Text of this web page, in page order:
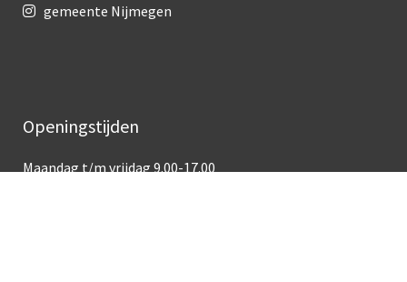
gemeente Nijmegen
Openingstijden
Maandag t/m vrijdag 9.00-17.00